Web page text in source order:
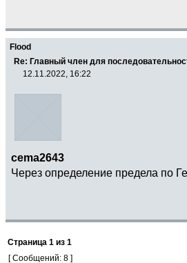
Flood
Re: Главный член для
12.11.2022, 16:22
cema2643
Через определение предела по
Страница 1 из 1
[ Сообщений: 8 ]